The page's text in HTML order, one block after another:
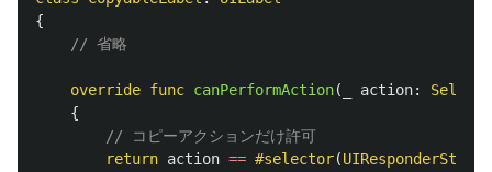
{
// 省略
override func canPerformAction( action:
{
// コピーアクションだけ許可
return action == #selector(